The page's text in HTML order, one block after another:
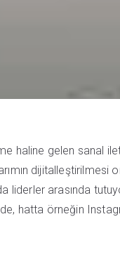
haline gelen sanal
dijitalleştirilmesi
liderler arasında
hatta örneğin